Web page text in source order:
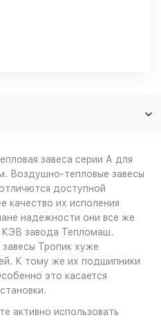
завеса серии А для
Воздушно-тепловые завесы
доступной
их исполения
надежности они все же
КЭВ завода Тепломаш.
Тропик хуже
К тому же их подшипники
это касается
активно использовать